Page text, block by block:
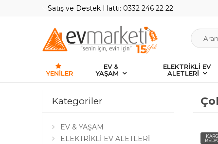
Satış ve Destek Hattı: 0332 246 22 22
YENILER
EV &
YAŞAM
ELEKTRİKLİ EV
ALETLERİ
Kategoriler
EV & YAŞAM
ELEKTRİKLİ EV ALETLERİ